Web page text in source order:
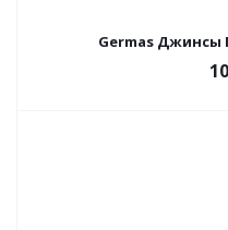
Germas Джинсы